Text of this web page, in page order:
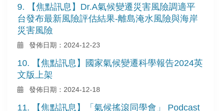
9. 【焦點訊息】Dr.A氣候變遷災害風險調適平
台發布最新風險評估結果-離島淹水風險與海岸
災害風險
發佈日期：2024-12-23
10. 【焦點訊息】國家氣候變遷科學報告2024英
文版上架
發佈日期：2024-12-18
11. 【焦點訊息】「氣候搖滾同學會」 Podcast